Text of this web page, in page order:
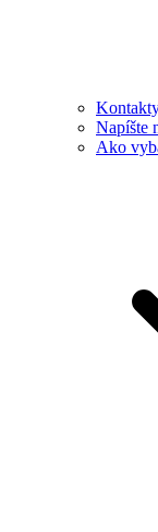
Napíšte
Ako